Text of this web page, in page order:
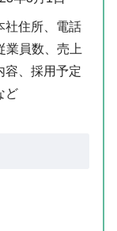
社住所、電話
業員数、売上
容、採用予定
ど